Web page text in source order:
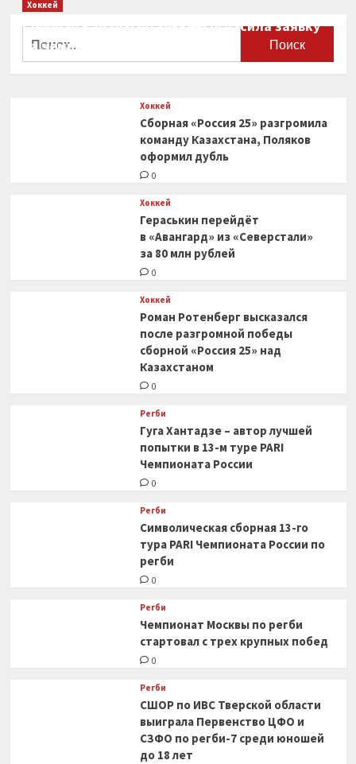
Хоккей
Сборная Канады по хоккею огласила заявку
на чемпионат мира
Хоккей
Сборная «Россия 25» разгромила
команду Казахстана, Поляков
оформил дубль
0
Хоккей
Гераськин перейдёт
в «Авангард» из «Северстали»
за 80 млн рублей
0
Хоккей
Роман Ротенберг высказался
после разгромной победы
сборной «Россия 25» над
Казахстаном
0
Регби
Гуга Хантадзе – автор лучшей
попытки в 13-м туре PARI
Чемпионата России
0
Регби
Символическая сборная 13-го
тура PARI Чемпионата России по
регби
0
Регби
Чемпионат Москвы по регби
стартовал с трех крупных побед
0
Регби
СШОР по ИВС Тверской области
выиграла Первенство ЦФО и
СЗФО по регби-7 среди юношей
до 18 лет